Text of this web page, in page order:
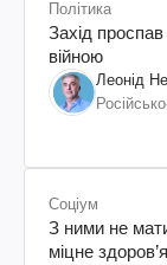
Політика
Захід
війною
Леонід
Соціум
З ними не
міцне здоров’я